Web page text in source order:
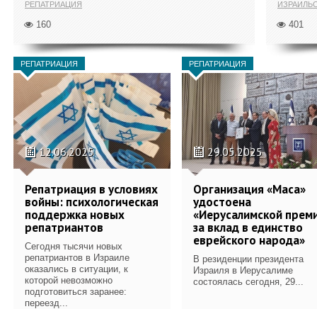
РЕПАТРИАЦИЯ
160 401
РЕПАТРИАЦИЯ
12.06.2025
Репатриация в условиях
войны: психологическая
поддержка новых
репатриантов
Сегодня тысячи новых
репатриантов в Израиле
оказались в ситуации, к
которой невозможно
подготовиться заранее:
переезд...
РЕПАТРИАЦИЯ
29.05.2025
Организация «Маса»
удостоена
«Иерусалимской
за вклад в единство
еврейского народа»
В резиденции президента
Израиля в Иерусалиме
состоялась сегодня, 29...